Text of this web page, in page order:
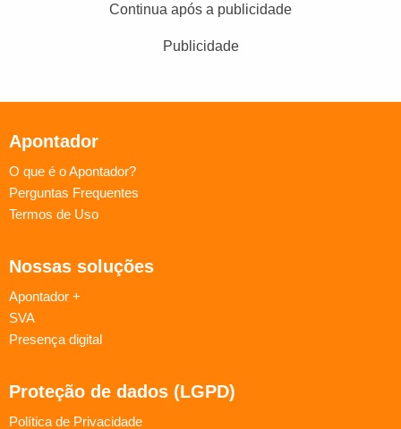
Continua após a publicidade
Publicidade
Apontador
O que é o Apontador?
Perguntas Frequentes
Termos de Uso
Nossas soluções
Apontador +
SVA
Presença digital
Proteção de dados (LGPD)
Política de Privacidade